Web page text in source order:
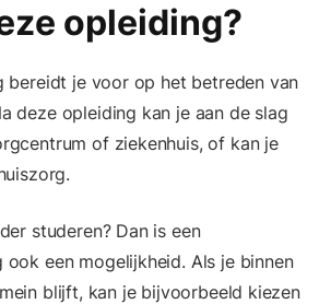
opleiding?
bereidt je voor op het betreden van
deze opleiding kan je aan de slag
of ziekenhuis, of kan je
studeren? Dan is een
een mogelijkheid. Als je binnen
blijft, kan je bijvoorbeeld kiezen